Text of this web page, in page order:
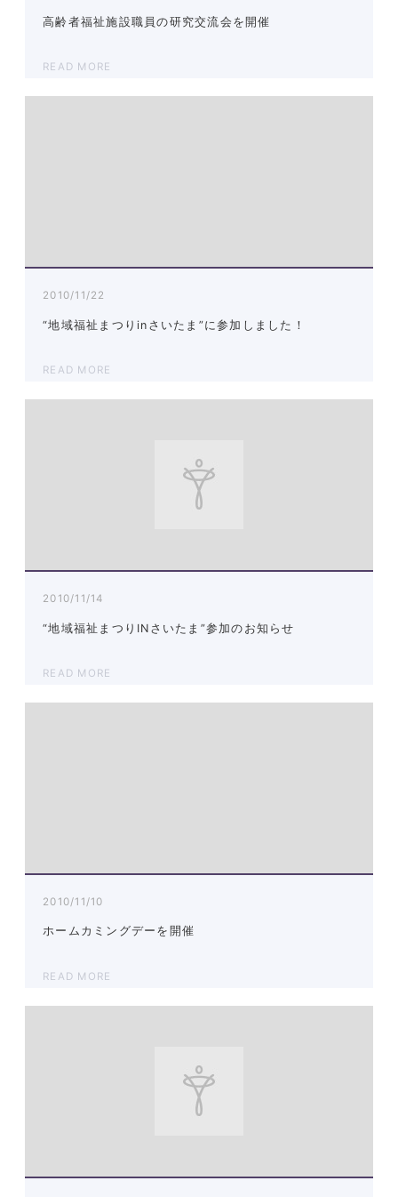
高齢者福祉施設職員の研究交流会を開催
READ MORE
2010/11/22
“地域福祉まつりinさいたま”に参加しました！
READ MORE
2010/11/14
“地域福祉まつりINさいたま”参加のお知らせ
READ MORE
2010/11/10
ホームカミングデーを開催
READ MORE